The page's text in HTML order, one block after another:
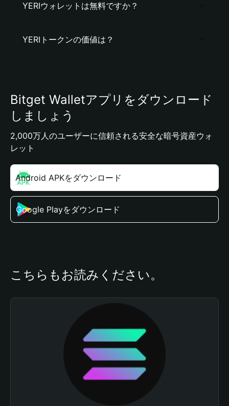
YERIウォレットは無料ですか？
YERIトークンの価値は？
Bitget Walletアプリをダウンロード
しましょう
2,000万人のユーザーに信頼される安全な暗号資産ウォ
レット
Android APKをダウンロード
Google Playをダウンロード
こちらもお読みください。